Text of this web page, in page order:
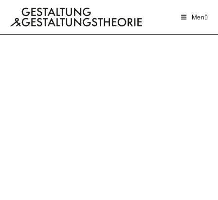
Menü